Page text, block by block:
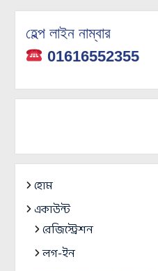
হেল্প লাইন নাম্বার
01616552355
হোম
একাউন্ট
রেজিস্ট্রেশন
লগ-ইন